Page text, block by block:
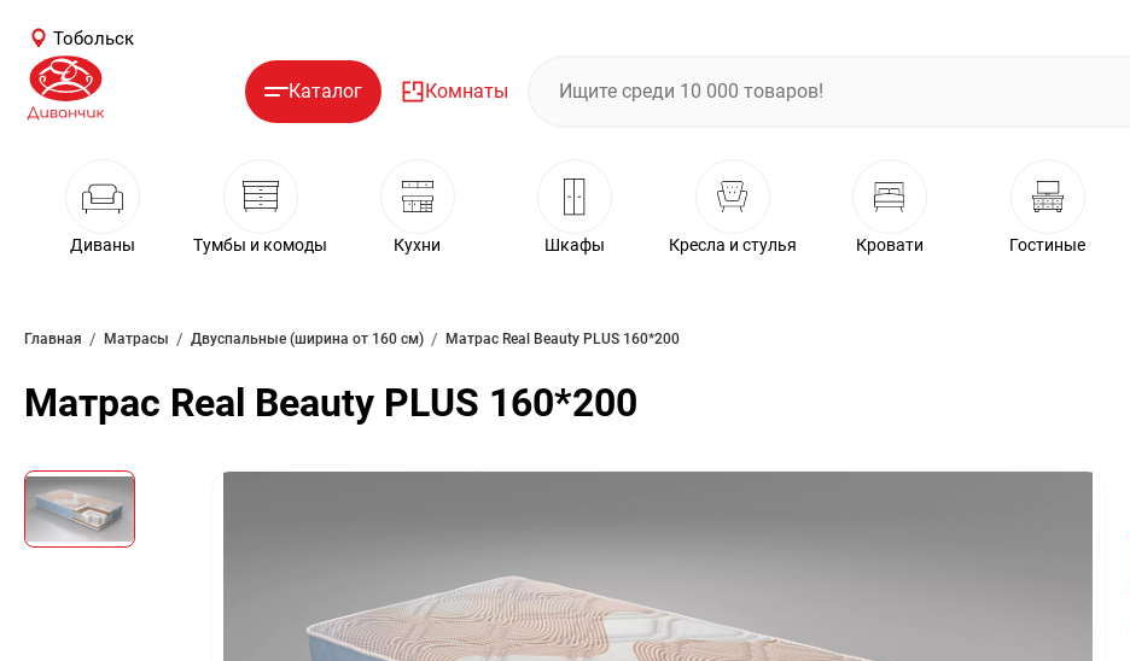
Тобольск
Каталог Комнаты
Диваны Тумбы и комоды Кухни Шкафы Кресла и стулья Кровати Гостиные
Главная / Матрасы / Двуспальные (ширина от 160 см) / Матрас Real Beauty PLUS 160*200
Матрас Real Beauty PLUS 160*200